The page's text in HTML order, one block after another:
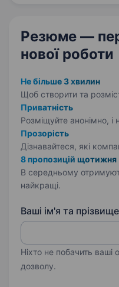
Резюме —
нової роботи
Не більше 3 хвилин
Щоб створити та
Приватність
Розміщуйте анонімно, і
Прозорість
Дізнавайтеся, які
8 пропозицій щотижня
В середньому
найкращі.
Ваші ім'я та прізвище
Ніхто не побачить ваші
дозволу.